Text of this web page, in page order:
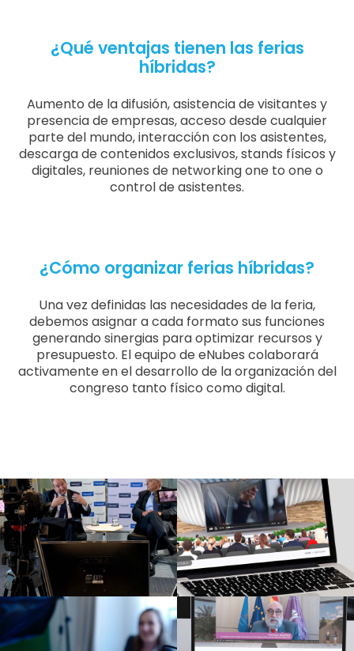
¿Qué ventajas tienen las ferias
híbridas?
Aumento de la difusión, asistencia de visitantes y
presencia de empresas, acceso desde cualquier
parte del mundo, interacción con los asistentes,
descarga de contenidos exclusivos, stands físicos y
digitales, reuniones de networking one to one o
control de asistentes.
¿Cómo organizar ferias híbridas?
Una vez definidas las necesidades de la feria,
debemos asignar a cada formato sus funciones
generando sinergias para optimizar recursos y
presupuesto. El equipo de eNubes colaborará
activamente en el desarrollo de la organización del
congreso tanto físico como digital.